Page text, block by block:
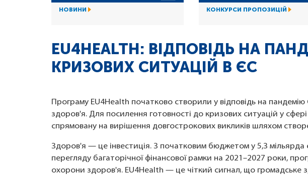
НОВИНИ КОНКУРСИ ПРОПОЗИЦІЙ
EU4HEALTH: ВІДПОВІДЬ НА
КРИЗОВИХ СИТУАЦІЙ В ЄС
Програму EU4Health початково створили у відповідь на
здоров'я. Для посилення готовності до кризових ситуацій у
спрямовану на вирішення довгострокових викликів шляхом
Здоров'я — це інвестиція. З початковим бюджетом у 5,3 мільярда
перегляду багаторічної фінансової рамки на 2021–2027 роки,
охорони здоров'я. EU4Health — це чіткий сигнал, що громадське